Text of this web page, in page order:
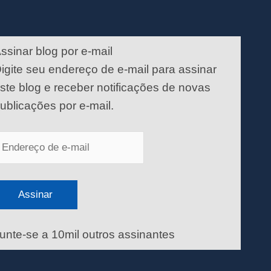
blog por e-mail
seu endereço de e-mail para assinar
blog e receber notificações de novas
por e-mail.
Assinar
se a 10mil outros assinantes